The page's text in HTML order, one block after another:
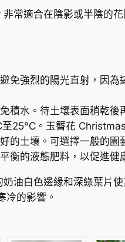
常適合在陰影或半陰的
免強烈的陽光直射，因
積水。待土壤表面稍乾
25°C。玉簪花
的土壤。可選擇一般的
衡的液態肥料，以促進健
油白色邊緣和深綠葉片
冷的影響。